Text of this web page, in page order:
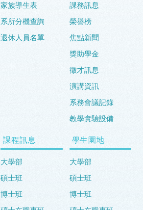
家族導生表
系所分機查詢
退休人員名單
課務訊息
榮譽榜
焦點新聞
獎助學金
徵才訊息
演講資訊
系務會議記錄
教學實驗設備
課程訊息
大學部
碩士班
博士班
學生園地
大學部
碩士班
博士班